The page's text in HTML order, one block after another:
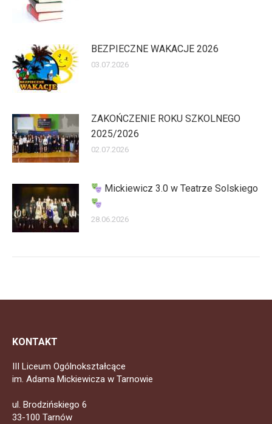
BEZPIECZNE WAKACJE 2026
03.07.2026
ZAKOŃCZENIE ROKU SZKOLNEGO
2025/2026
02.07.2026
Mickiewicz 3.0 w Teatrze Solskiego
28.06.2026
KONTAKT
III Liceum Ogólnokształcące
im. Adama Mickiewicza w Tarnowie
ul. Brodzińskiego 6
33-100 Tarnów